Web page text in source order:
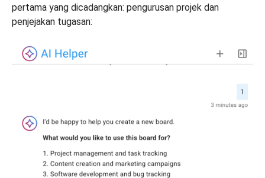
pertama yang dicadangkan: pengurusan projek dan
penjejakan tugasan: